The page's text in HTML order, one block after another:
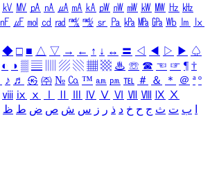
㎸ ㎹ ㎀ ㎁ ㎂ ㎃ ㎄ ㎺ ㎻ ㎽ ㎾ ㎿ ㎐ ㎑
㎋ ㎌ ㏖ ㏅ ㎭ ㎮ ㎯ ㏛ ㎩ ㎪ ㎫ ㎬ ㏝ ㏐
㏓
◆ □ ■ △ ▽ → ← ↑ ↓ ↔ 〓 ◁ ◀ ▷ ▶ ♤
◐ ◑ ▒ ▤ ▨ ▧ ▦ ▩ ♨ ☏ ☎ ☜ ☞ ¶ †
♪ ♬ ㉿ ㈜ № ㏇ ™ ㏂ ㏘ ℡ ＃ ＆ ＊ ＠ ª º
ⅷ ⅸ ⅹ Ⅳ Ⅴ Ⅵ Ⅶ Ⅷ Ⅸ Ⅹ
ب ت ث ج ح خ د ذ ر ز س ش ص ض ط ظ